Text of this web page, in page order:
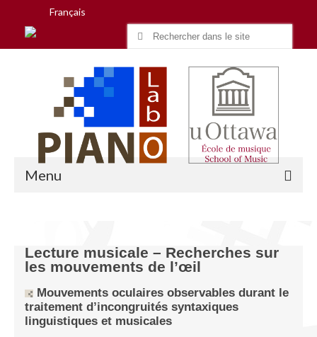
Français
Search
Menu
Recherche
Équipe
Infrastructure
Lecture musicale – Recherches sur
les mouvements de l’œil
Mouvements oculaires observables durant le
traitement d’incongruités syntaxiques
linguistiques et musicales